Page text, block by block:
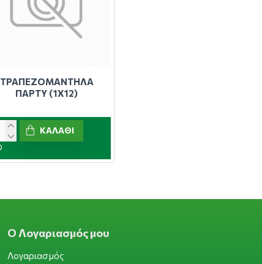
ΤΡΑΠΕΖΟΜΑΝΤΗΛΑ
ΠΑΡΤΥ (1Χ12)
ΚΑΛΆΘΙ
Ο Λογαριασμός μου
Λογαριασμός